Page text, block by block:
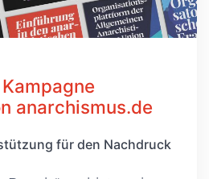
anarchismus.de
für den Nachdruck